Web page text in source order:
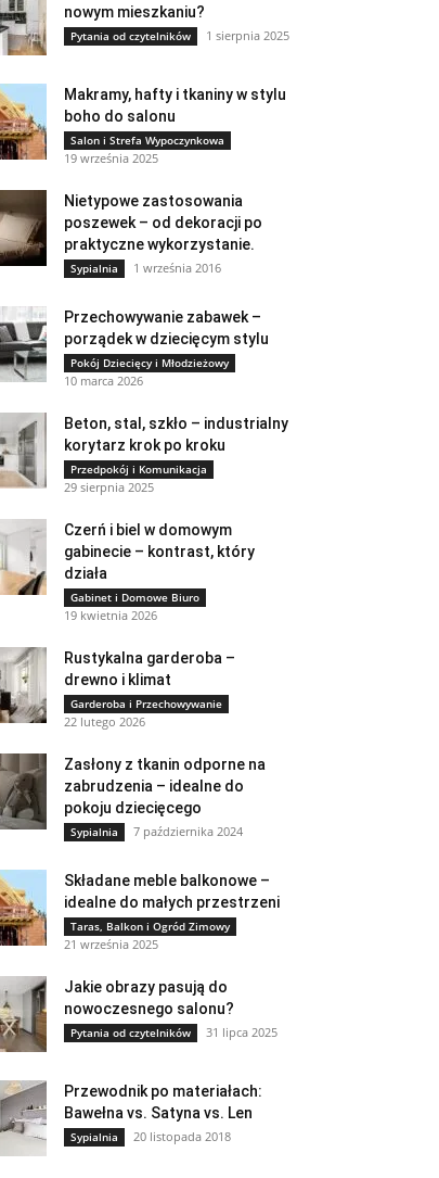
nowym mieszkaniu?
Pytania od czytelników 1 sierpnia 2025
Makramy, hafty i tkaniny w stylu
boho do salonu
Salon i Strefa Wypoczynkowa
19 września 2025
Nietypowe zastosowania
poszewek – od dekoracji po
praktyczne wykorzystanie.
Sypialnia 1 września 2016
Przechowywanie zabawek –
porządek w dziecięcym stylu
Pokój Dziecięcy i Młodzieżowy
10 marca 2026
Beton, stal, szkło – industrialny
korytarz krok po kroku
Przedpokój i Komunikacja
29 sierpnia 2025
Czerń i biel w domowym
gabinecie – kontrast, który
działa
Gabinet i Domowe Biuro
19 kwietnia 2026
Rustykalna garderoba –
drewno i klimat
Garderoba i Przechowywanie
22 lutego 2026
Zasłony z tkanin odporne na
zabrudzenia – idealne do
pokoju dziecięcego
Sypialnia 7 października 2024
Składane meble balkonowe –
idealne do małych przestrzeni
Taras, Balkon i Ogród Zimowy
21 września 2025
Jakie obrazy pasują do
nowoczesnego salonu?
Pytania od czytelników 31 lipca 2025
Przewodnik po materiałach:
Bawełna vs. Satyna vs. Len
Sypialnia 20 listopada 2018